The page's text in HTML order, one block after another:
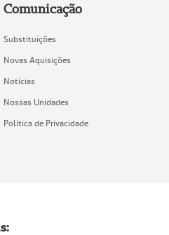
Comunicação
Substituições
Novas Aquisições
Notícias
Nossas Unidades
Política de Privacidade